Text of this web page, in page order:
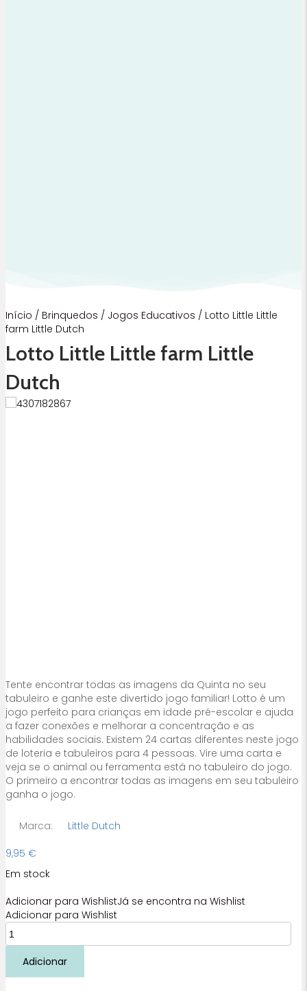
Início / Brinquedos / Jogos Educativos / Lotto Little Little
farm Little Dutch
Lotto Little Little farm Little
Dutch
Tente encontrar todas as imagens da Quinta no seu
tabuleiro e ganhe este divertido jogo familiar! Lotto é um
jogo perfeito para crianças em idade pré-escolar e ajuda
a fazer conexões e melhorar a concentração e as
habilidades sociais. Existem 24 cartas diferentes neste jogo
de loteria e tabuleiros para 4 pessoas. Vire uma carta e
veja se o animal ou ferramenta está no tabuleiro do jogo.
O primeiro a encontrar todas as imagens em seu tabuleiro
ganha o jogo.
Marca:
Little Dutch
9,95 €
Em stock
Adicionar para WishlistJá se encontra na Wishlist
Adicionar para Wishlist
Quantidade
de
Lotto
Little
Adicionar